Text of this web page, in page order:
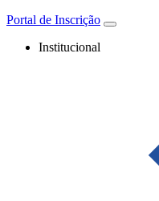
Portal de Inscrição
Institucional